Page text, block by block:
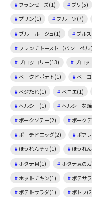
フランセーズ(1)
ブリ(5)
プリン(1)
フルーツ(7)
ブルールージュ(1)
ブル
フレンチトースト（パン ペル
ブロッコリー(13)
ブロッ
ベークドポテト(1)
ベー
ベジたれ(1)
ベニエ(1)
ヘルシー(1)
ヘルシーな
ポークソテー(2)
ポーク
ポーチドエッグ(2)
ポア
ほうれんそう(1)
ほうれ
ホタテ貝(1)
ホタテ貝の
ホットチキン(1)
ポテサ
ポテトサラダ(1)
ポトフ